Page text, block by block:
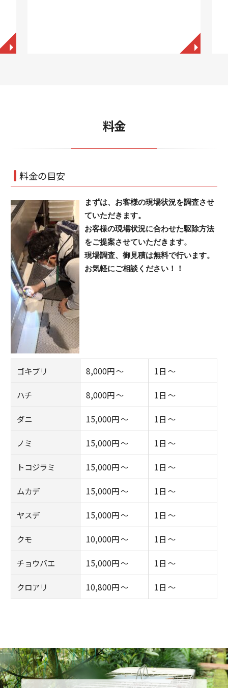
◥ ◥
料金
料金の目安
まずは、お客様の現場状況を調査させ
ていただきます。
お客様の現場状況に合わせた駆除方法
をご提案させていただきます。
現場調査、御見積は無料で行います。
お気軽にご相談ください！！
ゴキブリ 8,000円 ～ 1日 ～
ハチ 8,000円 ～ 1日 ～
ダニ 15,000円 ～ 1日 ～
ノミ 15,000円 ～ 1日 ～
トコジラミ 15,000円 ～ 1日 ～
ムカデ 15,000円 ～ 1日 ～
ヤスデ 15,000円 ～ 1日 ～
クモ 10,000円 ～ 1日 ～
チョウバエ 15,000円 ～ 1日 ～
クロアリ 10,800円 ～ 1日 ～